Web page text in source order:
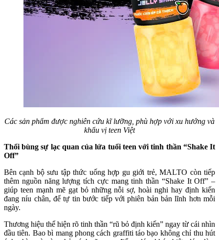
Các sản phẩm được nghiên cứu kĩ lưỡng, phù hợp với xu hướng và
khẩu vị teen Việt
Thổi bùng sự lạc quan của lứa tuổi teen với tinh thần “Shake It
Off”
Bên cạnh bộ sưu tập thức uống hợp gu giới trẻ, MALTO còn tiếp
thêm nguồn năng lượng tích cực mang tinh thần “Shake It Off” –
giúp teen mạnh mẽ gạt bỏ những nỗi sợ, hoài nghi hay định kiến
đang níu chân, để tự tin bước tiếp với phiên bản bản lĩnh hơn mỗi
ngày.
Thương hiệu thể hiện rõ tinh thần “rũ bỏ định kiến” ngay từ cái nhìn
đầu tiên. Bao bì mang phong cách graffiti táo bạo không chỉ thu hút